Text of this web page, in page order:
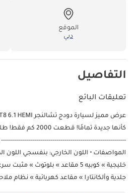
الموقع
دبي
التفاصيل
تعليقات البائع
خليجية » كوبيه 5 مقاعد »
جلدية وألكانتارا » مقاعد كهربائية » نظام